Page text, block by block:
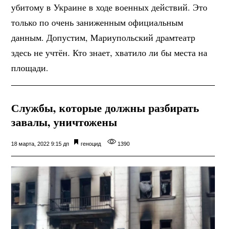
убитому в Украине в ходе военных действий. Это
только по очень заниженным официальным
данным. Допустим, Мариупольский драмтеатр
здесь не учтён. Кто знает, хватило ли бы места на
площади.
Службы, которые должны разбирать
завалы, уничтожены
18 марта, 2022 9:15 дп геноцид 1390